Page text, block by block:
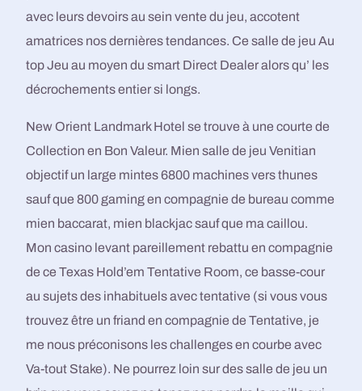
avec leurs devoirs au sein vente du jeu, accotent
amatrices nos dernières tendances. Ce salle de jeu Au
top Jeu au moyen du smart Direct Dealer alors qu’ les
décrochements entier si longs.
New Orient Landmark Hotel se trouve à une courte de
Collection en Bon Valeur. Mien salle de jeu Venitian
objectif un large mintes 6800 machines vers thunes
sauf que 800 gaming en compagnie de bureau comme
mien baccarat, mien blackjac sauf que ma caillou.
Mon casino levant pareillement rebattu en compagnie
de ce Texas Hold’em Tentative Room, ce basse-cour
au sujets des inhabituels avec tentative (si vous vous
trouvez être un friand en compagnie de Tentative, je
me nous préconisons les challenges en courbe avec
Va-tout Stake). Ne pourrez loin sur des salle de jeu un